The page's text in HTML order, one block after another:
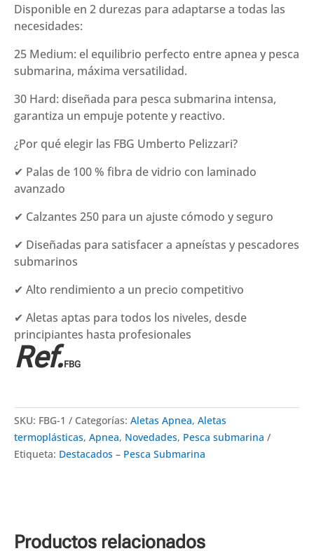
Disponible en 2 durezas para adaptarse a todas las
necesidades:
25 Medium: el equilibrio perfecto entre apnea y pesca
submarina, máxima versatilidad.
30 Hard: diseñada para pesca submarina intensa,
garantiza un empuje potente y reactivo.
¿Por qué elegir las FBG Umberto Pelizzari?
✔ Palas de 100 % fibra de vidrio con laminado
avanzado
✔ Calzantes 250 para un ajuste cómodo y seguro
✔ Diseñadas para satisfacer a apneístas y pescadores
submarinos
✔ Alto rendimiento a un precio competitivo
✔ Aletas aptas para todos los niveles, desde
principiantes hasta profesionales
Ref.FBG
SKU: FBG-1 Categorías: Aletas Apnea, Aletas
termoplásticas, Apnea, Novedades, Pesca submarina
Etiqueta: Destacados – Pesca Submarina
Productos relacionados